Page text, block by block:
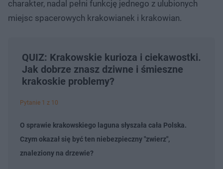
charakter, nadal pełni funkcję jednego z ulubionych
miejsc spacerowych krakowianek i krakowian.
QUIZ: Krakowskie kurioza i ciekawostki.
Jak dobrze znasz dziwne i śmieszne
krakoskie problemy?
Pytanie 1 z 10
O sprawie krakowskiego laguna słyszała cała Polska.
Czym okazał się być ten niebezpieczny "zwierz",
znaleziony na drzewie?